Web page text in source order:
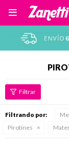

Filtrando por:
Pirotines